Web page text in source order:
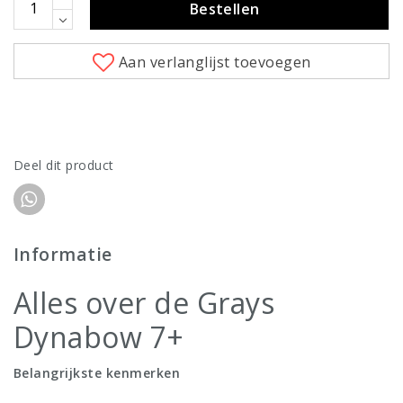
Bestellen
Aan verlanglijst toevoegen
Deel dit product
Informatie
Alles over de Grays
Dynabow 7+
Belangrijkste kenmerken